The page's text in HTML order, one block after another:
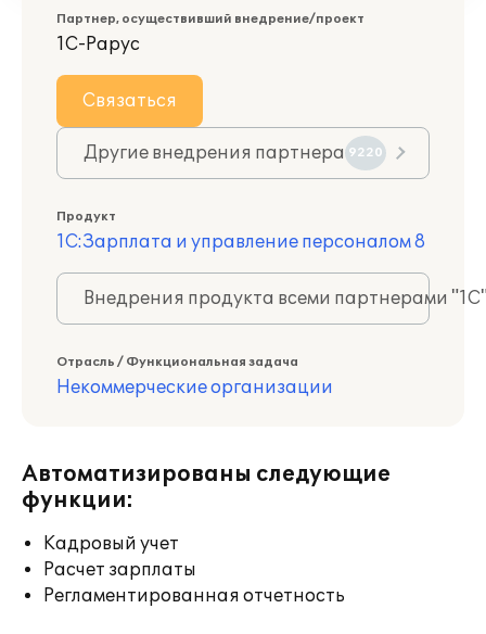
Партнер, осуществивший внедрение/проект
1С-Рарус
Связаться
Другие внедрения партнера 9220
Продукт
1С:Зарплата и управление персоналом 8
Внедрения продукта всеми партнерами
Отрасль / Функциональная задача
Некоммерческие организации
Автоматизированы следующие
функции:
Кадровый учет
Расчет зарплаты
Регламентированная отчетность